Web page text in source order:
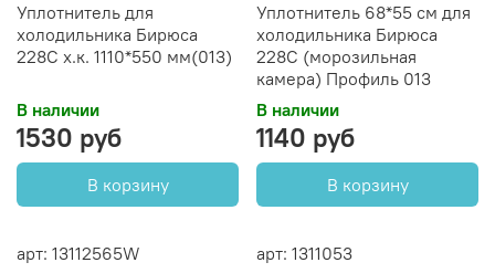
Уплотнитель для
холодильника Бирюса
228С х.к. 1110*550 мм(013)
В наличии
1530 руб
В корзину
Уплотнитель 68*55 см для
холодильника Бирюса
228С (морозильная
камера) Профиль 013
В наличии
1140 руб
В корзину
арт: 13112565W арт: 1311053